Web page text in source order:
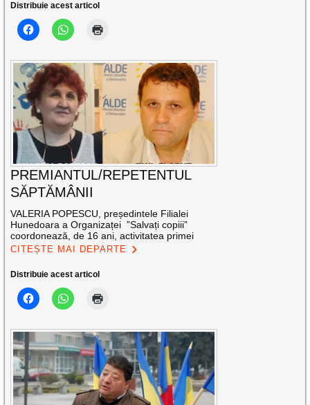
Distribuie acest articol
PREMIANTUL/REPETENTUL
SĂPTĂMÂNII
VALERIA POPESCU, președintele Filialei
Hunedoara a Organizaței ”Salvați copiii”
coordonează, de 16 ani, activitatea primei
CITEȘTE MAI DEPARTE
Distribuie acest articol